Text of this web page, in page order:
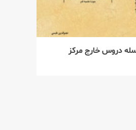
دروس خارج مركز